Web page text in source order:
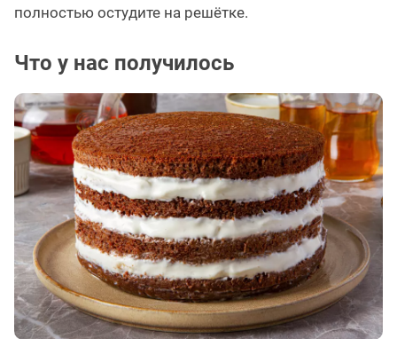
полностью остудите на решётке.
Что у нас получилось